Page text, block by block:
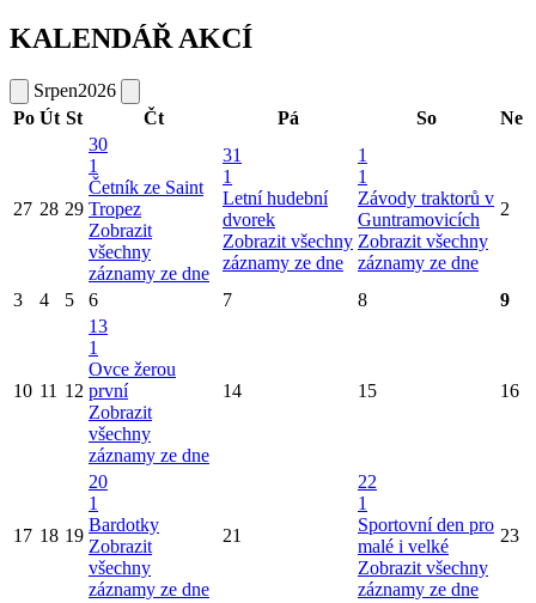
KALENDÁŘ AKCÍ
Srpen2026
Po Út St Čt Pá So Ne
27 28 29
30
1
Četník ze Saint
Tropez
Zobrazit
všechny
záznamy ze dne
31
1
Letní hudební
dvorek
Zobrazit všechny
záznamy ze dne
1
1
Závody traktorů v
Guntramovicích
Zobrazit všechny
záznamy ze dne
2
3 4 5 6 7 8 9
10 11 12
13
1
Ovce žerou
první
Zobrazit
všechny
záznamy ze dne
14 15 16
17 18 19
20
1
Bardotky
Zobrazit
všechny
záznamy ze dne
21
22
1
Sportovní den pro
malé i velké
Zobrazit všechny
záznamy ze dne
23